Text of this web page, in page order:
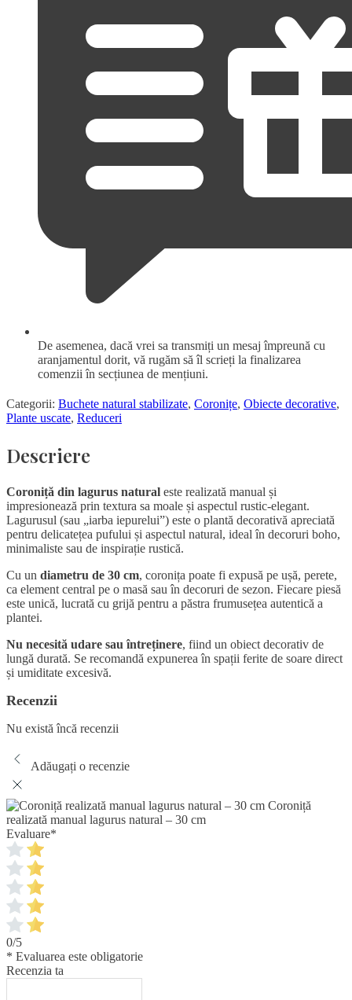
De asemenea, dacă vrei sa transmiți un mesaj împreună cu
aranjamentul dorit, vă rugăm să îl scrieți la finalizarea
comenzii în secțiunea de mențiuni.
Categorii: Buchete natural stabilizate, Coronițe, Obiecte decorative,
Plante uscate, Reduceri
Descriere
Coroniță din lagurus natural este realizată manual și
impresionează prin textura sa moale și aspectul rustic-elegant.
Lagurusul (sau „iarba iepurelui”) este o plantă decorativă apreciată
pentru delicatețea pufului și aspectul natural, ideal în decoruri boho,
minimaliste sau de inspirație rustică.
Cu un diametru de 30 cm, coronița poate fi expusă pe ușă, perete,
ca element central pe o masă sau în decoruri de sezon. Fiecare piesă
este unică, lucrată cu grijă pentru a păstra frumusețea autentică a
plantei.
Nu necesită udare sau întreținere, fiind un obiect decorativ de
lungă durată. Se recomandă expunerea în spații ferite de soare direct
și umiditate excesivă.
Recenzii
Nu există încă recenzii
Adăugați o recenzie
Coroniță
realizată manual lagurus natural – 30 cm
Evaluare*
0/5
* Evaluarea este obligatorie
Recenzia ta